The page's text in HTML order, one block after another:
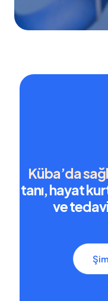
Küba’da
tanı, hayat
ve tedavi